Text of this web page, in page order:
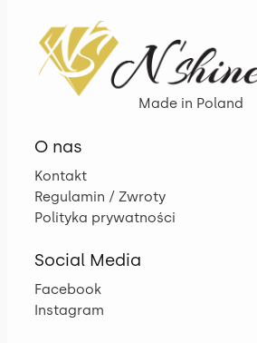
Made in Poland
O nas
Kontakt
Regulamin / Zwroty
Polityka prywatności
Social Media
Facebook
Instagram